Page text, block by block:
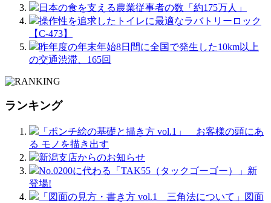
日本の食を支える農業従事者の数「約175万人」
操作性を追求したトイレに最適なラバトリーロック
【C-473】
昨年度の年末年始8日間に全国で発生した10km以上
の交通渋滞、165回
ランキング
「ポンチ絵の基礎と描き方 vol.1」 お客様の頭にあ
る モノを描き出す
新潟支店からのお知らせ
No.0200に代わる「TAK55（タックゴーゴー）」新
登場!
「図面の見方・書き方 vol.1 三角法について」図面